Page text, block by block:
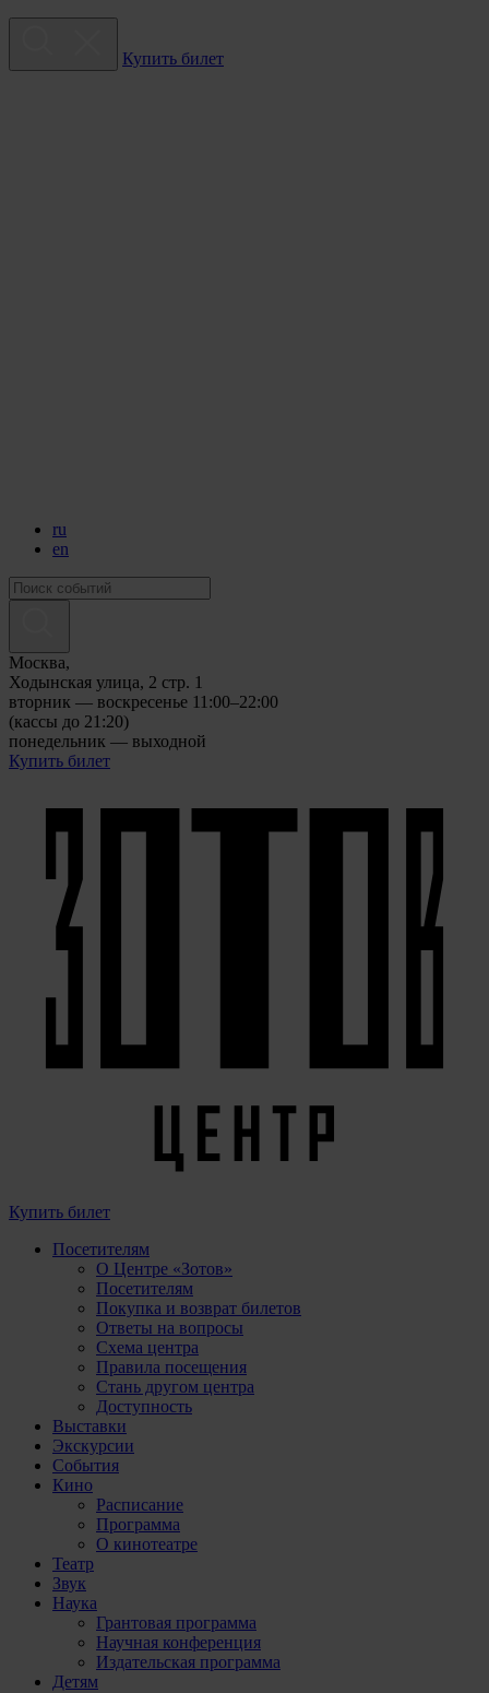
Купить билет
ru
en
Москва,
Ходынская улица, 2 стр. 1
вторник — воскресенье 11:00–22:00
(кассы до 21:20)
понедельник — выходной
Купить билет
Купить билет
Посетителям
О Центре «Зотов»
Посетителям
Покупка и возврат билетов
Ответы на вопросы
Схема центра
Правила посещения
Стань другом центра
Доступность
Выставки
Экскурсии
События
Кино
Расписание
Программа
О кинотеатре
Театр
Звук
Наука
Грантовая программа
Научная конференция
Издательская программа
Детям